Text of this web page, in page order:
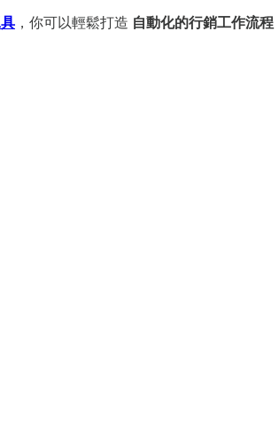
，你可以輕鬆打造 自動化的行銷工作流程